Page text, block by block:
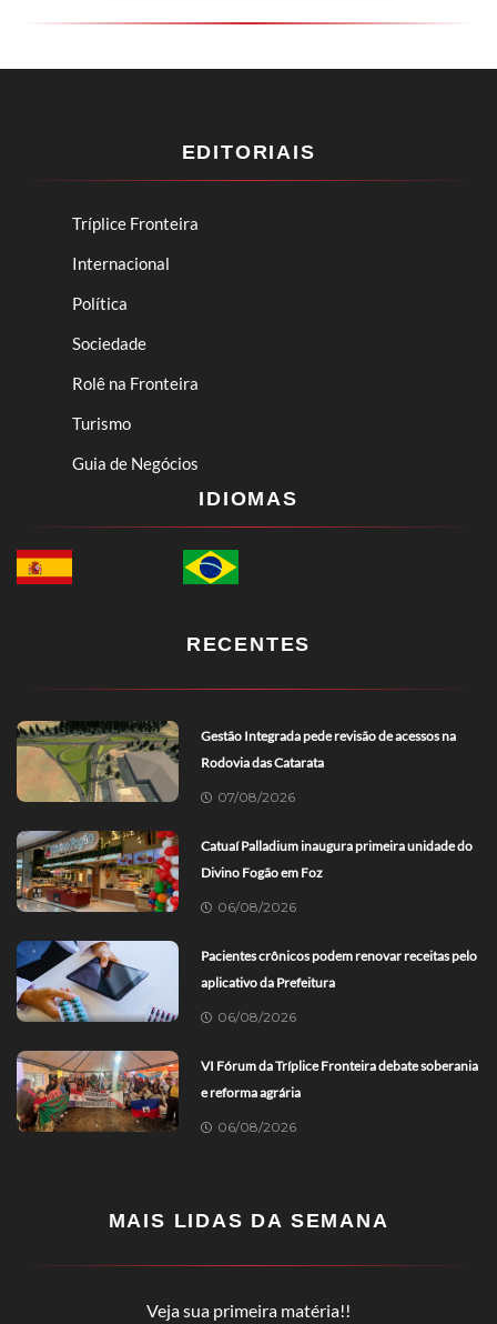
EDITORIAIS
Tríplice Fronteira
Internacional
Política
Sociedade
Rolê na Fronteira
Turismo
Guia de Negócios
IDIOMAS
RECENTES
Gestão Integrada pede revisão de acessos na
Rodovia das Catarata
07/08/2026
Catuaí Palladium inaugura primeira unidade do
Divino Fogão em Foz
06/08/2026
Pacientes crônicos podem renovar receitas pelo
aplicativo da Prefeitura
06/08/2026
VI Fórum da Tríplice Fronteira debate soberania
e reforma agrária
06/08/2026
MAIS LIDAS DA SEMANA
Veja sua primeira matéria!!